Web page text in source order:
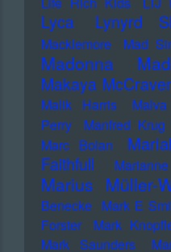
Lyca Lynyrd
Macklemore
Mad
Madonna
Makaya
Malik Harris Malva
Perry
Manfred Krug
Marc Bolan
Faithfull
Marius Müller-
Benecke Mark E
Forster
Mark
Mark Saunders